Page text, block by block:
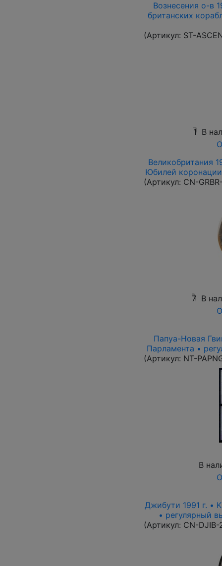
Вознесения о-в
британских
(Артикул: ST-
1 В
Великобритания
Юбилей
(Артикул: CN-
7 В
Папуа-Новая
Парламента •
(Артикул: NT-
В
Джибути 1991 г. •
• регулярный
(Артикул: CN-DJIB-